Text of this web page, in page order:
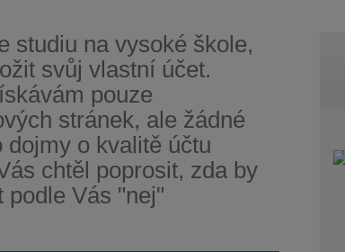
studiu na vysoké škole,
svůj vlastní účet.
pouze
stránek, ale žádné
o kvalitě účtu
chtěl poprosit, zda by
podle Vás "nej"